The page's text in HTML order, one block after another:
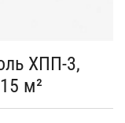
ХПП-3,
м²